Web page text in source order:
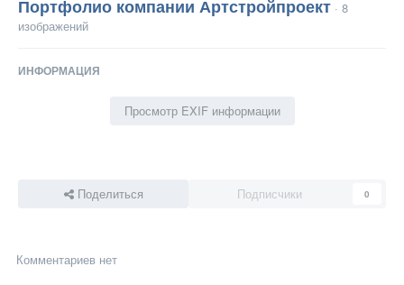
Портфолио компании Артстройпроект · 8
изображений
ИНФОРМАЦИЯ
Просмотр EXIF информации
Поделиться Подписчики 0
Комментариев нет